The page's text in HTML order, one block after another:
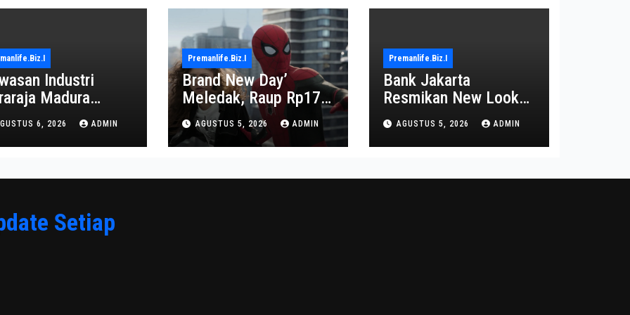
Industri
Madura
Jadi Pusat
Baru
6, 2026 ADMIN
Premanlife.biz.i
Brand New Day’
Meledak, Raup Rp17
Triliun dalam 6 Hari
AGUSTUS 5, 2026 ADMIN
Premanlife.biz.i
Bank Jakarta
Resmikan New Look
Branch KCP
Kebayoran Park untuk
Transformasi Layanan
AGUSTUS 5, 2026 ADMIN
Setiap